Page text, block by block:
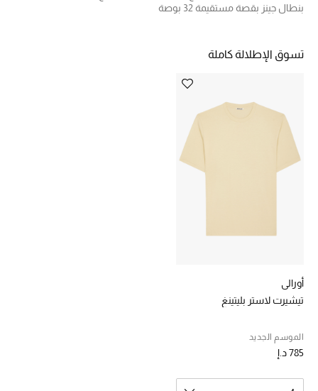
النساء
عرض جميع المنتجات
ما وصلنا حديثاً
الموسم الجديد
تشكيلة المناسبات للنساء
بنطال جينز بقصة مستقيمة 32 بوصة
تسوق الإطلالة كاملة
أورالي
تيشيرت لاستر بليتينغ
الموسم الجديد
785 د.إ